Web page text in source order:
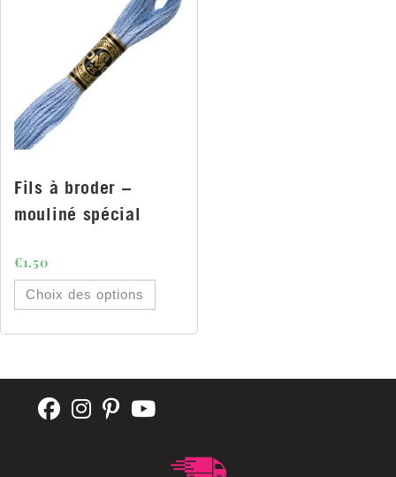
Fils à broder –
mouliné spécial
€1.50
Choix des options